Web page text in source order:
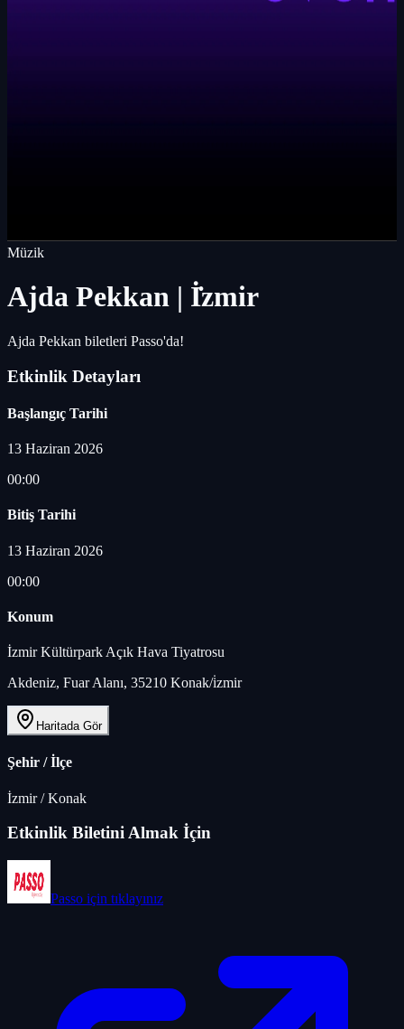
Müzik
Ajda Pekkan | İ̇zmir
Ajda Pekkan biletleri Passo'da!
Etkinlik Detayları
Başlangıç Tarihi
13 Haziran 2026
00:00
Bitiş Tarihi
13 Haziran 2026
00:00
Konum
İzmir Kültürpark Açık Hava Tiyatrosu
Akdeniz, Fuar Alanı, 35210 Konak/i̇zmir
Haritada Gör
Şehir / İlçe
İzmir/Konak
Etkinlik Biletini Almak İçin
Passo için tıklayınız